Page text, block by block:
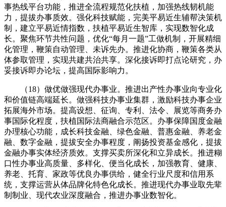
事热线平台功能，推进全流程规范化扶植，加强热线韧机能
力，提拔办事质效。强化科技赋能，完美平易近生辅帮决策机
制，建立平易近情指数，扶植平易近生智库，实现数智化成
长。聚焦环节共性问题，优化“每月一题”工做机制，开展精细
化管理，鞭策自动管理、未诉先办。推进化协商，鞭策各类从
体参取管理，实现共建共治共享。深化接诉即打点论研究，办
妥接诉即办论坛，提高国际影响力。
（18）做优做强现代办事业。推进出产性办事业向专业化
和价值链高端延长。做强科技办事业集群，激励科技办事企业
拓展海外市场。提高设想、征询、专利、法令、展览等商务办
事国际化程度，扶植国际法商融合示范区。办事保障国度金融
办理核心功能，成长科技金融、绿色金融、普惠金融、养老金
融、数字金融，提拔安全办事程度，阐扬投资基金感化，提拔
金融办事实体经济质效。支撑买卖所深化和立异成长。推进糊
口性办事业高质量、多样化、便当化成长，加强教育、健康、
养老、托育、家政等优良办事供给，健全行业尺度和信用系
统，支撑运营从体品牌化特色化成长。推进现代办事业取先辈
制制业、现代农业深度融合，推进办事业数智化。